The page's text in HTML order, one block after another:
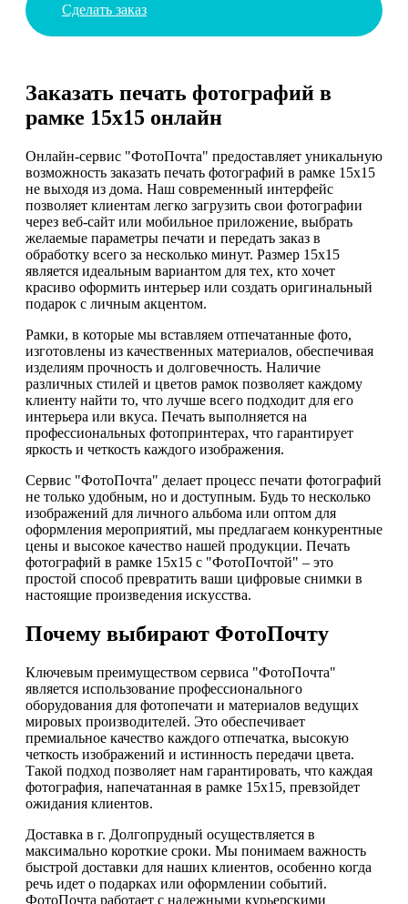
Сделать заказ
Заказать печать фотографий в
рамке 15х15 онлайн
Онлайн-сервис "ФотоПочта" предоставляет уникальную
возможность заказать печать фотографий в рамке 15х15
не выходя из дома. Наш современный интерфейс
позволяет клиентам легко загрузить свои фотографии
через веб-сайт или мобильное приложение, выбрать
желаемые параметры печати и передать заказ в
обработку всего за несколько минут. Размер 15х15
является идеальным вариантом для тех, кто хочет
красиво оформить интерьер или создать оригинальный
подарок с личным акцентом.
Рамки, в которые мы вставляем отпечатанные фото,
изготовлены из качественных материалов, обеспечивая
изделиям прочность и долговечность. Наличие
различных стилей и цветов рамок позволяет каждому
клиенту найти то, что лучше всего подходит для его
интерьера или вкуса. Печать выполняется на
профессиональных фотопринтерах, что гарантирует
яркость и четкость каждого изображения.
Сервис "ФотоПочта" делает процесс печати фотографий
не только удобным, но и доступным. Будь то несколько
изображений для личного альбома или оптом для
оформления мероприятий, мы предлагаем конкурентные
цены и высокое качество нашей продукции. Печать
фотографий в рамке 15х15 с "ФотоПочтой" – это
простой способ превратить ваши цифровые снимки в
настоящие произведения искусства.
Почему выбирают ФотоПочту
Ключевым преимуществом сервиса "ФотоПочта"
является использование профессионального
оборудования для фотопечати и материалов ведущих
мировых производителей. Это обеспечивает
премиальное качество каждого отпечатка, высокую
четкость изображений и истинность передачи цвета.
Такой подход позволяет нам гарантировать, что каждая
фотография, напечатанная в рамке 15х15, превзойдет
ожидания клиентов.
Доставка в г. Долгопрудный осуществляется в
максимально короткие сроки. Мы понимаем важность
быстрой доставки для наших клиентов, особенно когда
речь идет о подарках или оформлении событий.
ФотоПочта работает с надежными курьерскими